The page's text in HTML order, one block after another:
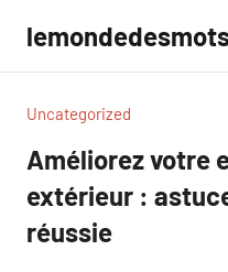
contenu
Uncategorized
Améliorez votre
extérieur :
réussie